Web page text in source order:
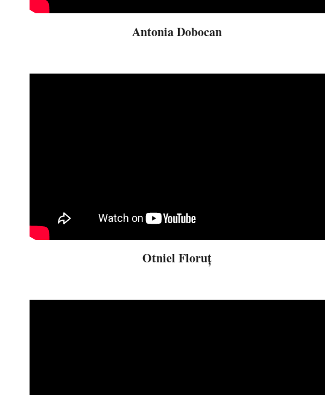
Antonia Dobocan
Otniel Floruț